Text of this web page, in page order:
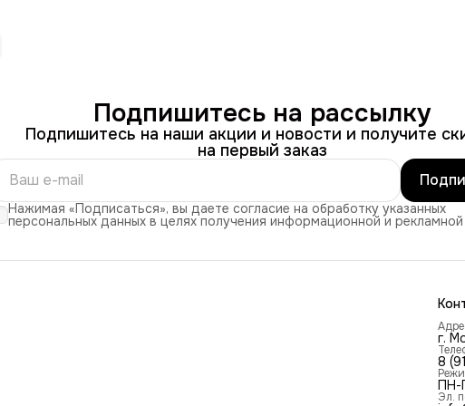
Подпишитесь на рассылку
Подпишитесь на наши акции и новости и получите
на первый заказ
Нажимая «Подписаться», вы даете согласие на обработку указанных
персональных данных в целях получения информационной и
г.
8
ПН-
Эл.